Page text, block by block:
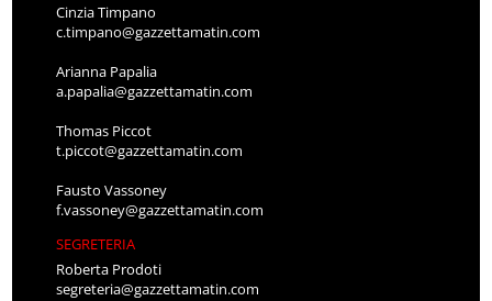
Cinzia Timpano
c.timpano@gazzettamatin.com
Arianna Papalia
a.papalia@gazzettamatin.com
Thomas Piccot
t.piccot@gazzettamatin.com
Fausto Vassoney
f.vassoney@gazzettamatin.com
SEGRETERIA
Roberta Prodoti
segreteria@gazzettamatin.com